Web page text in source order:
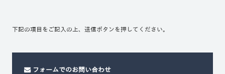
下記の項目をご記入の上、送信ボタンを押してください。
フォームでのお問い合わせ